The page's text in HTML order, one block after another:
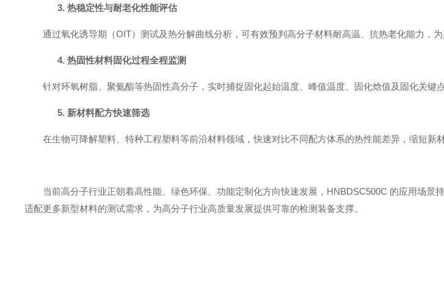
3.热稳定性与耐老化性能评估
通过氧化诱导期（OIT）测试及热分解曲线分析，可有效预判高分子材料耐高温、抗热老化能力，
4.热固性材料固化过程全程监测
针对环氧树脂、聚氨酯等热固性高分子，实时捕捉固化起始温度、峰值温度、固化焓值及固化关键
5. 新材料配方快速筛选
在生物可降解塑料、特种工程塑料等前沿材料领域，快速对比不同配方体系的热性能差异，缩短新
当前高分子行业正朝着高性能、绿色环保、功能定制化方向快速发展，HNBDSC500C 的应用场
适配更多新型材料的测试需求，为高分子行业高质量发展提供可靠的检测装备支撑。